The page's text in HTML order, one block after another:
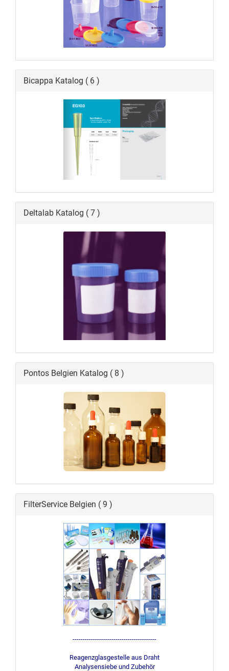
Bicappa Katalog ( 6 )
Deltalab Katalog ( 7 )
Pontos Belgien Katalog ( 8 )
FilterService Belgien ( 9 )
-----------------------------------------
Reagenzglasgestelle aus Draht
Analysensiebe und Zubehör